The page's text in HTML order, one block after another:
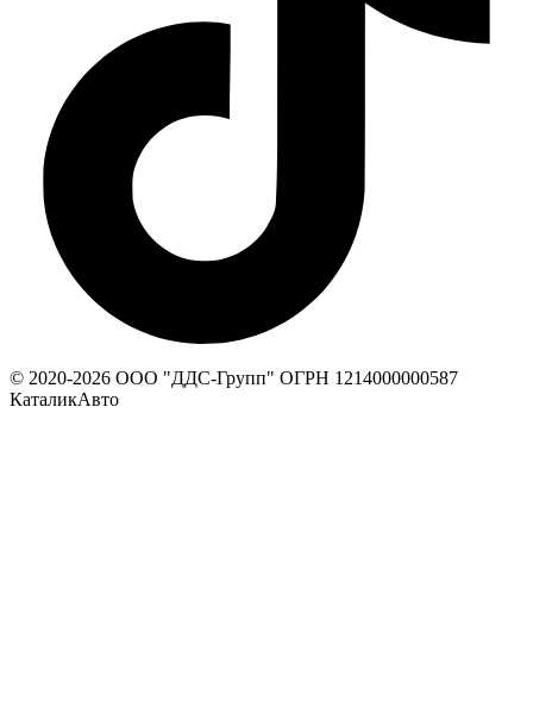
© 2020-2026 ООО "ДДС-Групп" ОГРН 1214000000587
КаталикАвто